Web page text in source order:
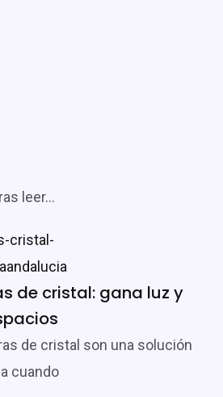
leer...
de cristal: gana luz y
de cristal son una solución
cuando